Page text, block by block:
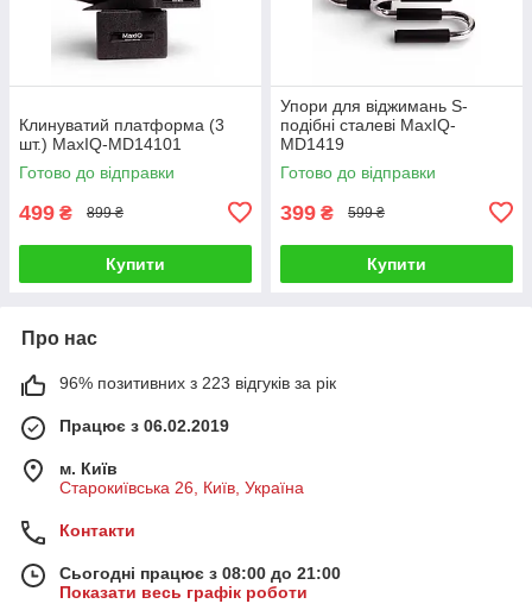
Клинуватий платформа (3
шт.) MaxIQ-MD14101
Готово до відправки
499 ₴ 899 ₴
Купити
Упори для віджимань S-
подібні сталеві MaxIQ-
MD1419
Готово до відправки
399 ₴ 599 ₴
Купити
Про нас
96% позитивних з 223 відгуків за рік
Працює з 06.02.2019
м. Київ
Старокиївська 26, Київ, Україна
Контакти
Сьогодні працює з 08:00 до 21:00
Показати весь графік роботи